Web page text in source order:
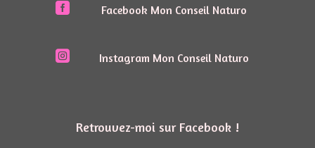
 Facebook Mon Conseil Naturo
 Instagram Mon Conseil Naturo
Retrouvez-moi sur Facebook !